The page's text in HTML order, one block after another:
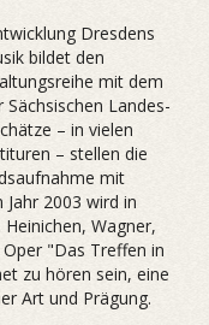
Dresdens
bildet den
mit dem
Landes-
– in vielen
– stellen die
mit
2003 wird in
Wagner,
"Das Treffen in
zu hören sein, eine
Art und Prägung.